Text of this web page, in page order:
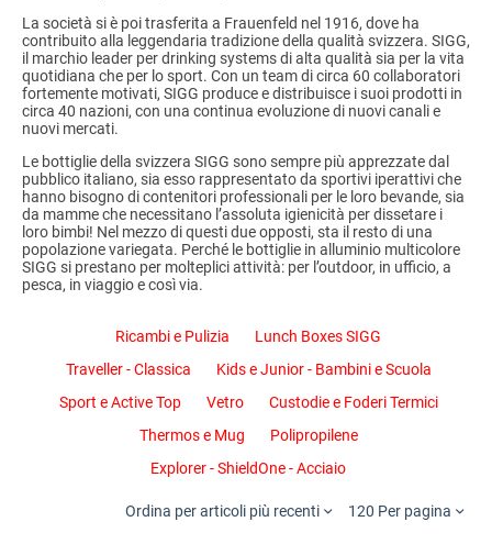
La società si è poi trasferita a Frauenfeld nel 1916, dove ha
contribuito alla leggendaria tradizione della qualità svizzera. SIGG,
il marchio leader per drinking systems di alta qualità sia per la vita
quotidiana che per lo sport. Con un team di circa 60 collaboratori
fortemente motivati, SIGG produce e distribuisce i suoi prodotti in
circa 40 nazioni, con una continua evoluzione di nuovi canali e
nuovi mercati.
Le bottiglie della svizzera SIGG sono sempre più apprezzate dal
pubblico italiano, sia esso rappresentato da sportivi iperattivi che
hanno bisogno di contenitori professionali per le loro bevande, sia
da mamme che necessitano l’assoluta igienicità per dissetare i
loro bimbi! Nel mezzo di questi due opposti, sta il resto di una
popolazione variegata. Perché le bottiglie in alluminio multicolore
SIGG si prestano per molteplici attività: per l’outdoor, in ufficio, a
pesca, in viaggio e così via.
Ricambi e Pulizia
Lunch Boxes SIGG
Traveller - Classica
Kids e Junior - Bambini e Scuola
Sport e Active Top
Vetro
Custodie e Foderi Termici
Thermos e Mug
Polipropilene
Explorer - ShieldOne - Acciaio
Ordina per articoli più recenti 120 Per pagina